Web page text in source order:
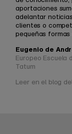
aportaciones
adelantar
clientes o
pequeñas formas
Eugenio de
Europeo Escuela
Tatum
Leer en el blog